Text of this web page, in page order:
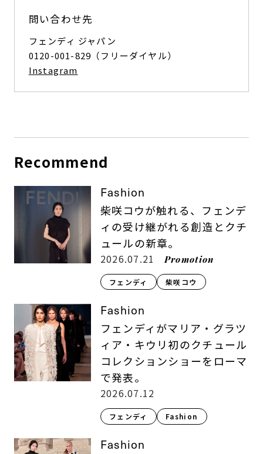
問い合わせ先
フェンディ ジャパン
0120-001-829（フリーダイヤル）
Instagram
Recommend
Fashion
柴咲コウが触れる、フェンデ
ィの受け継がれる創造とクチ
ュールの新章。
2026.07.21 Promotion
フェンディ 柴咲コウ
Fashion
フェンディがマリア・グラツ
ィア・キウリ初のクチュール
コレクションショーをローマ
で発表。
2026.07.12
フェンディ Fashion​
Fashion